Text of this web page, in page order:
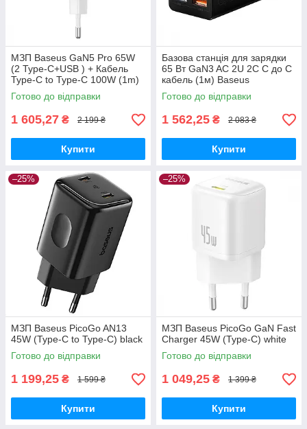
МЗП Baseus GaN5 Pro 65W
(2 Type-С+USB ) + Кабель
Type-C to Type-C 100W (1m)
white
Готово до відправки
1 605,27 ₴ 2 199 ₴
Купити
Базова станція для зарядки
65 Вт GaN3 AC 2U 2C C до C
кабель (1м) Baseus
(PSZM000001) Чорний
Готово до відправки
1 562,25 ₴ 2 083 ₴
Купити
–25%
МЗП Baseus PicoGo AN13
45W (Type-C to Type-C) black
Готово до відправки
1 199,25 ₴ 1 599 ₴
Купити
–25%
МЗП Baseus PicoGo GaN Fast
Charger 45W (Type-C) white
Готово до відправки
1 049,25 ₴ 1 399 ₴
Купити